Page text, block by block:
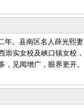
。县南区名人薛光熙
实女校及峡口镇女校
见闻增广，眼界更开